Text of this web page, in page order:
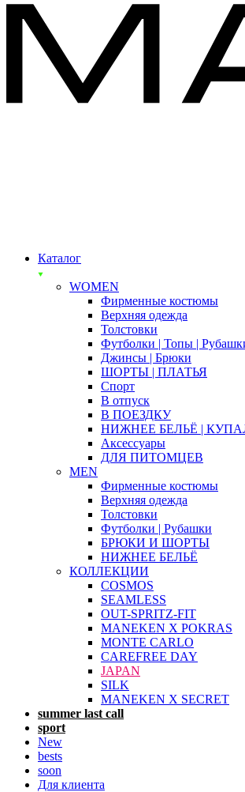
Каталог
WOMEN
Фирменные костюмы
Верхняя одежда
Толстовки
Футболки | Топы |
Джинсы | Брюки
ШОРТЫ | ПЛАТЬЯ
Спорт
В отпуск
В ПОЕЗДКУ
НИЖНЕЕ БЕЛЬЁ |
Аксессуары
ДЛЯ ПИТОМЦЕВ
MEN
Фирменные костюмы
Верхняя одежда
Толстовки
Футболки | Рубашки
БРЮКИ И ШОРТЫ
НИЖНЕЕ БЕЛЬЁ
КОЛЛЕКЦИИ
COSMOS
SEAMLESS
OUT-SPRITZ-FIT
MANEKEN X POKRAS
MONTE CARLO
CAREFREE DAY
JAPAN
SILK
MANEKEN X SECRET
summer last call
sport
New
bests
soon
Для клиента